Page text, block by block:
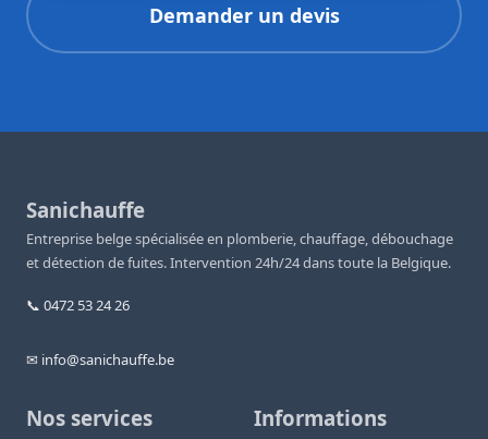
Demander un devis
Sanichauffe
Entreprise belge spécialisée en plomberie, chauffage, débouchage
et détection de fuites. Intervention 24h/24 dans toute la Belgique.
📞 0472 53 24 26
✉ info@sanichauffe.be
Nos services Informations